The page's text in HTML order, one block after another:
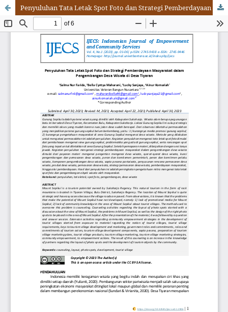
Penyuluhan Tata Letak Spot Foto dan Strategi Pemberdayaan Masyarakat dalam Pengembangan Desa Wisata di Desa Tiyaran